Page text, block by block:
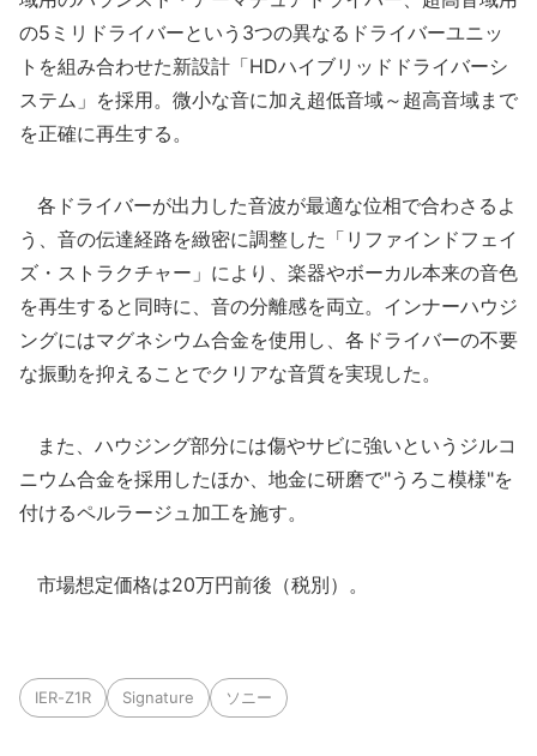
の5ミリドライバーという3つの異なるドライバーユニッ
トを組み合わせた新設計「HDハイブリッドドライバーシ
ステム」を採用。微小な音に加え超低音域～超高音域まで
を正確に再生する。
各ドライバーが出力した音波が最適な位相で合わさるよ
う、音の伝達経路を緻密に調整した「リファインドフェイ
ズ・ストラクチャー」により、楽器やボーカル本来の音色
を再生すると同時に、音の分離感を両立。インナーハウジ
ングにはマグネシウム合金を使用し、各ドライバーの不要
な振動を抑えることでクリアな音質を実現した。
また、ハウジング部分には傷やサビに強いというジルコ
ニウム合金を採用したほか、地金に研磨で"うろこ模様"を
付けるペルラージュ加工を施す。
市場想定価格は20万円前後（税別）。
IER-Z1R Signature ソニー